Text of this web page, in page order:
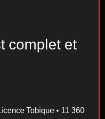
complet et
Tobique • 11 360